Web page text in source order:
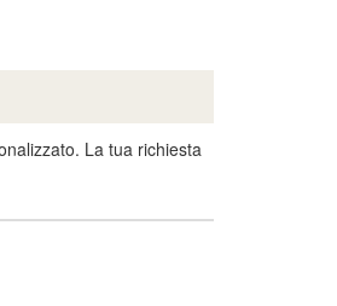
La tua richiesta